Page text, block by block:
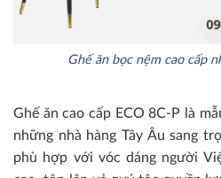
Ghế ăn bọc nệm cao cấp
Ghế ăn cao cấp ECO 8C-P là
những nhà hàng Tây Âu sang
phù hợp với vóc dáng người